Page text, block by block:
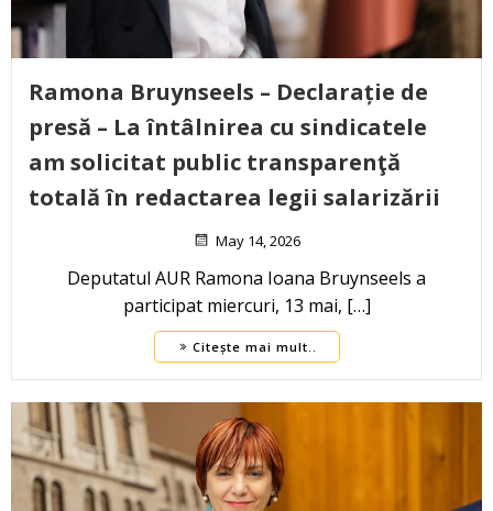
Ramona Bruynseels – Declarație de
presă – La întâlnirea cu sindicatele
am solicitat public transparenţă
totală în redactarea legii salarizării
May 14, 2026
Deputatul AUR Ramona Ioana Bruynseels a
participat miercuri, 13 mai, […]
Citește mai mult..